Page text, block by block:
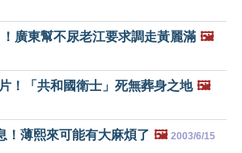
廣東幫不尿老江要求調走黃麗滿 🖼️
！「共和國衛士」死無葬身之地 🖼️
！薄熙來可能有大麻煩了 🖼️ 2003/6/15